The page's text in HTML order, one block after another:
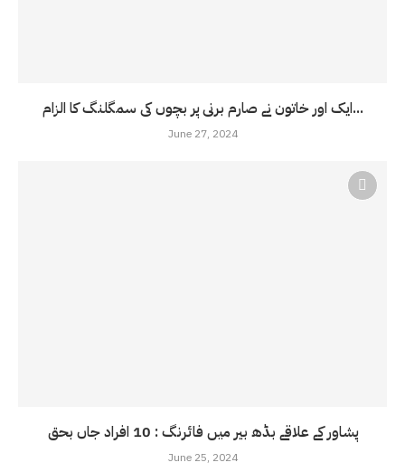
ایک اور خاتون نے صارم برنی پر بچوں کی سمگلنگ کا الزام...
June 27, 2024
پشاور کے علاقے بڈھ بیر میں فائرنگ : 10 افراد جاں بحق
June 25, 2024